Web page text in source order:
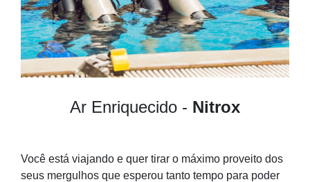
Ar Enriquecido - Nitrox
Você está viajando e quer tirar o máximo proveito dos
seus mergulhos que esperou tanto tempo para poder